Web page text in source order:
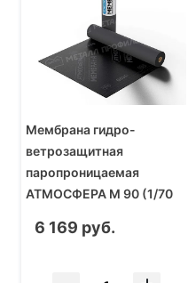
Мембрана гидро-
ветрозащитная
паропроницаемая
АТМОСФЕРА M 90 (1/70
6 169 руб.